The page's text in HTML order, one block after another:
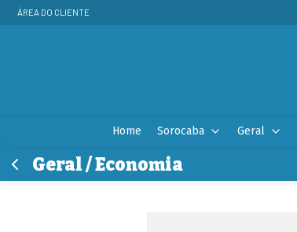
ÁREA DO CLIENTE
Home Sorocaba Geral
Geral / Economia